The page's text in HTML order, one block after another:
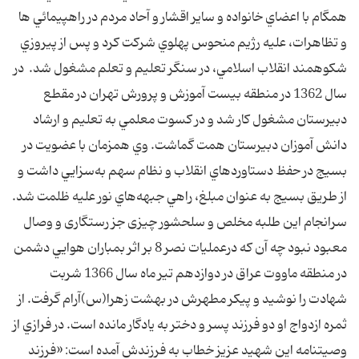
همگام با اعضاي خانواده و ساير اقشار و آحاد مردم در راهپيمائي ها
و تظاهرات، عليه رژيم منحوس پهلوي شرکت کرد و پس از پيروزي
شکوهمند انقلاب اسلامي، در سنگر تعليم و تعلم مشغول شد. در
سال 1362 در منطقه بيست آموزش و پرورش تهران در مقطع
دبيرستان مشغول کار شد و در کسوت معلمي به تعليم و ارشاد
دانش آموزان دبيرستان همت گماشت. وي همزمان با عضويت در
بسيج در حفظ دستاوردهاي انقلاب و نظام سهم به‌سزايي داشت و
از طريق بسيج به عنوان مبلغ، راهي جبهه‌هاي نور عليه ظلمت شد.
سرانجام این طلبه مخلص و سلحشور چیزی جز رستگاری و وصال
معبود نبود چه آن که درعمليات نصر 8 بر اثر بمباران هوايي دشمن
در منطقه ماووت عراق در دوازدهم تير ماه سال 1366 شربت
شهادت را نوشيد و پيکر مطهرش در بهشت زهرا(س)آرام گرفت. از
ثمره ازدواج او دو فرزند پسر و دختر به يادگار مانده است. در فرازي از
وصيتنامه اين شهيد عزيز خطاب به فرزندش آمده است: «فرزند